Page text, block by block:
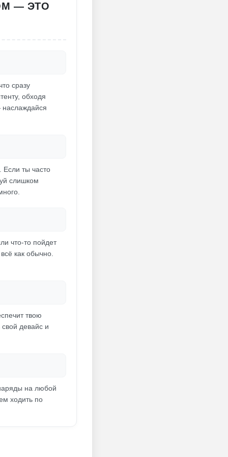
— ЭТО
сразу
обходя
наслаждайся
Если ты часто
слишком
что-то пойдет
как обычно.
твою
девайс и
на любой
ходить по